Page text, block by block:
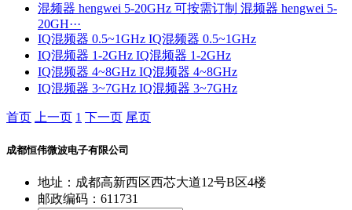
混频器 hengwei 5-20GHz 可按需订制 混频器 hengwei 5-
20GH···
IQ混频器 0.5~1GHz IQ混频器 0.5~1GHz
IQ混频器 1-2GHz IQ混频器 1-2GHz
IQ混频器 4~8GHz IQ混频器 4~8GHz
IQ混频器 3~7GHz IQ混频器 3~7GHz
首页 上一页 1 下一页 尾页
成都恒伟微波电子有限公司
地址：成都高新西区西芯大道12号B区4楼
邮政编码：611731